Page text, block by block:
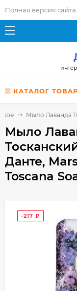
Полная версия сайта
КАТАЛОГ
Мыло Лаванда
Мыло
Данте,
Toscana
-217 ₽